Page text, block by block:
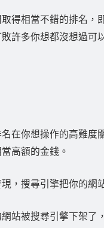
得相當不錯的排名，
許多你想都沒想過可
在你想操作的高難度
高額的金錢。
，搜尋引擎把你的網
站被搜尋引擎下架了